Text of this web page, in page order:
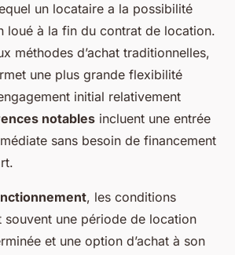
un locataire a la possibilité
loué à la fin du contrat de location.
méthodes d’achat traditionnelles,
une plus grande flexibilité
initial relativement
notables incluent une entrée
sans besoin de financement
, les conditions
souvent une période de location
et une option d’achat à son